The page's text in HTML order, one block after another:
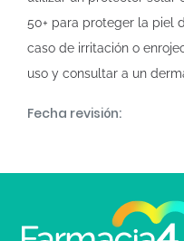
50+ para proteger la piel
caso de irritación o
uso y consultar a un
Fecha revisión: